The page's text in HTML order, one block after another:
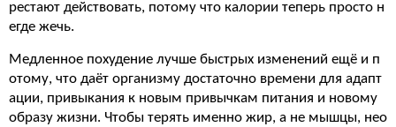
рестают действовать, потому что калории теперь просто н
егде жечь.
Медленное похудение лучше быстрых изменений ещё и п
отому, что даёт организму достаточно времени для адапт
ации, привыкания к новым привычкам питания и новому
образу жизни. Чтобы терять именно жир, а не мышцы, нео